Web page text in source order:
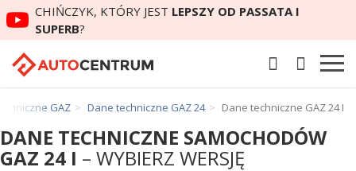
CHIŃCZYK, KTÓRY JEST LEPSZY OD PASSATA I
SUPERB?
GAZ Dane techniczne GAZ 24 Dane techniczne GAZ 24 I
DANE TECHNICZNE SAMOCHODÓW
GAZ 24 I – WYBIERZ WERSJĘ